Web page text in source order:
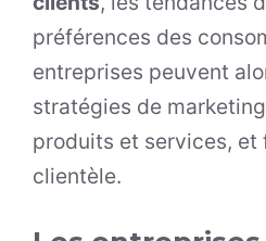
préférences des
entreprises peuvent
stratégies de
produits et services, et
clientèle.